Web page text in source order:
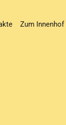
Zum Innenhof